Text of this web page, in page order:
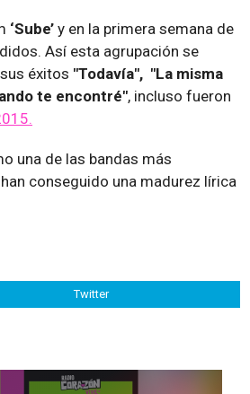
‘Sube’ y en la primera semana de
Así esta agrupación se
éxitos "Todavía", "La misma
te encontré", incluso fueron
una de las bandas más
conseguido una madurez lírica
Twitter